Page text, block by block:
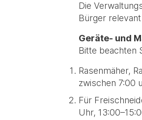
Die
Bürger
Geräte- und
Bitte beachten
Rasenmäher,
zwischen 7:00
Für
Uhr,